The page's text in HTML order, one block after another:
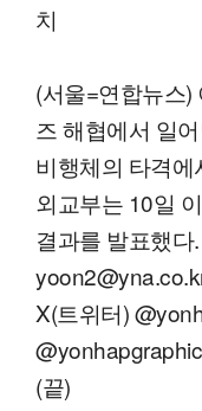
치
(서울=연합뉴스)
즈 해협에서 일
비행체의 타격
외교부는 10일
결과를 발표했다.
X(트위터)
(끝)